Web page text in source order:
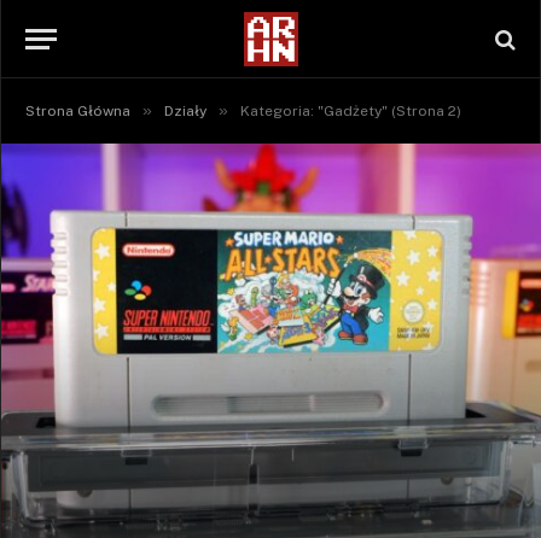
Strona Główna » Działy » Kategoria: "Gadżety" (Strona 2)